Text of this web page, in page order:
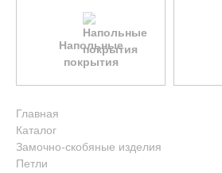
Напольные
покрытия
Главная
Каталог
Замочно-скобяные изделия
Петли